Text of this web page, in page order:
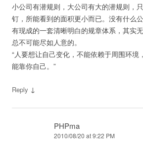
小公司有潜规则，大公司有大的潜规则，
钉，所能看到的面积更小而已。没有什么
有现成的一套清晰明白的规章体系，其实
总不可能尽如人意的。
“人要想让自己变化，不能依赖于周围环境
能靠你自己。”
Reply ↓
PHPma
2010/08/20 at 9:22 PM